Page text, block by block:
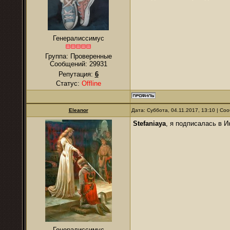
Генералиссимус
Группа: Проверенные
Сообщений: 29931
Репутация: 6
Статус: Offline
Eleanor Дата: Суббота, 04.11.2017, 13:10 |
Stefaniaya, я подписалась в